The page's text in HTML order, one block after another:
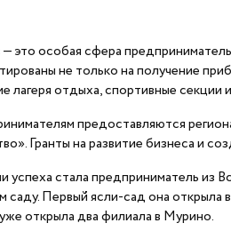
это особая сфера
не только на получение
лагеря отдыха, спортивные
предоставляются
Гранты на развитие бизнеса и
успеха стала предприниматель из
Первый ясли-сад она открыла
открыла два филиала в Мурино.